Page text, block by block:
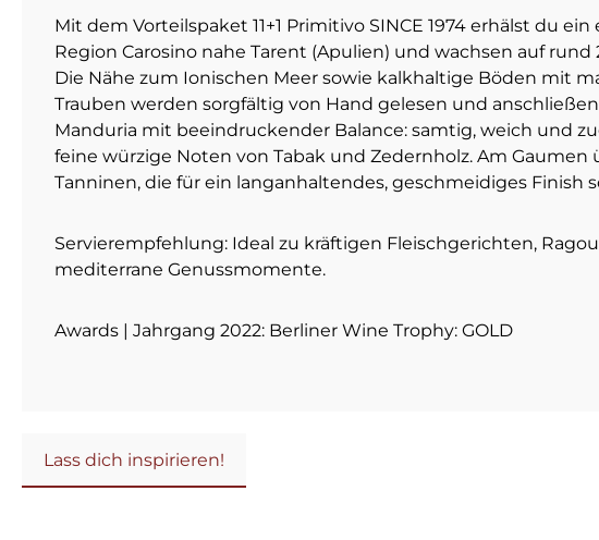
Mit dem Vorteilspaket 11+1 Primitivo SINCE 1974 erhälst du
Region Carosino nahe Tarent (Apulien) und wachsen auf
Die Nähe zum Ionischen Meer sowie kalkhaltige Böden mit
Trauben werden sorgfältig von Hand gelesen und
Manduria mit beeindruckender Balance: samtig, weich und
feine würzige Noten von Tabak und Zedernholz. Am
Tanninen, die für ein langanhaltendes, geschmeidiges Finish
Servierempfehlung: Ideal zu kräftigen Fleischgerichten,
mediterrane Genussmomente.
Awards | Jahrgang 2022: Berliner Wine Trophy: GOLD
Lass dich inspirieren!